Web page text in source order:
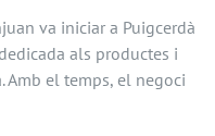
va iniciar a Puigcerdà
als productes i
Amb el temps, el negoci